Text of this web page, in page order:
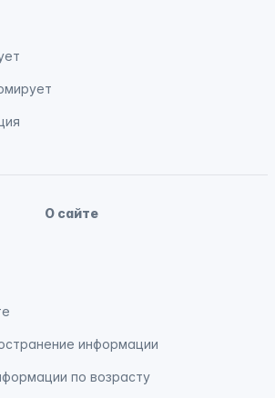
О сайте
информации
по возрасту